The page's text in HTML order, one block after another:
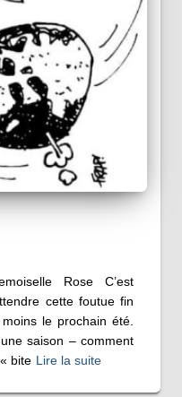
Rose C’est
cette foutue fin
le prochain été.
saison – comment
bite Lire la suite